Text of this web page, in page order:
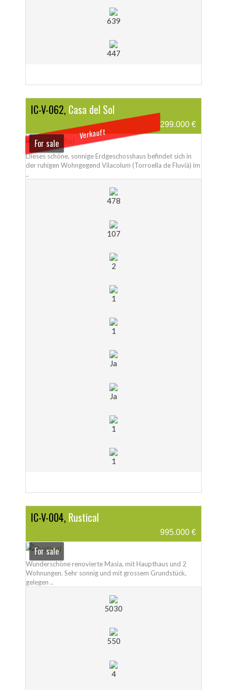
639
447
IC-V-062, Casa del Sol
299.000 €
Verkauft
For sale
Dieses schöne, sonnige Erdgeschosshaus befindet sich in
der ruhigen Wohngegend Vilacolum (Torroella de Fluvià) im
..
478
107
2
1
1
Ja
Ja
1
1
IC-V-004, Rustical
995.000 €
For sale
Wunderschöne renovierte Masia, mit Haupthaus und 2
Wohnungen. Sehr sonnig und mit grossem Grundstück,
gelegen ..
5030
550
4